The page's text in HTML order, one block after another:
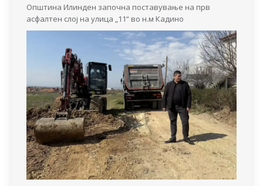
Општина Илинден започна поставување на прв
асфалтен слој на улица „11“ во н.м Кадино